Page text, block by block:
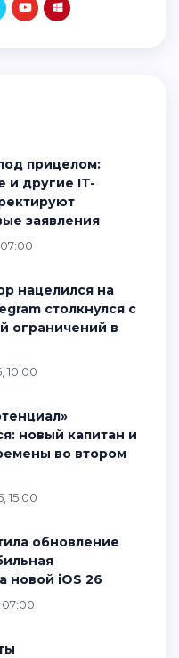
и другие IT-
заявления
столкнулся с
ограничений в
10:00
новый капитан и
во втором
15:00
новой iOS 26
07:00